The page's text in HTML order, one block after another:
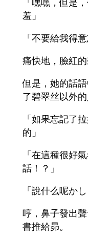
羞」
「不要給我得
痛快地，臉紅
但是，她的話
了碧翠丝以外的
「如果忘記了
的」
「在這種很好
話！？」
「說什么呢かし
哼，鼻子發出
書推給昴。